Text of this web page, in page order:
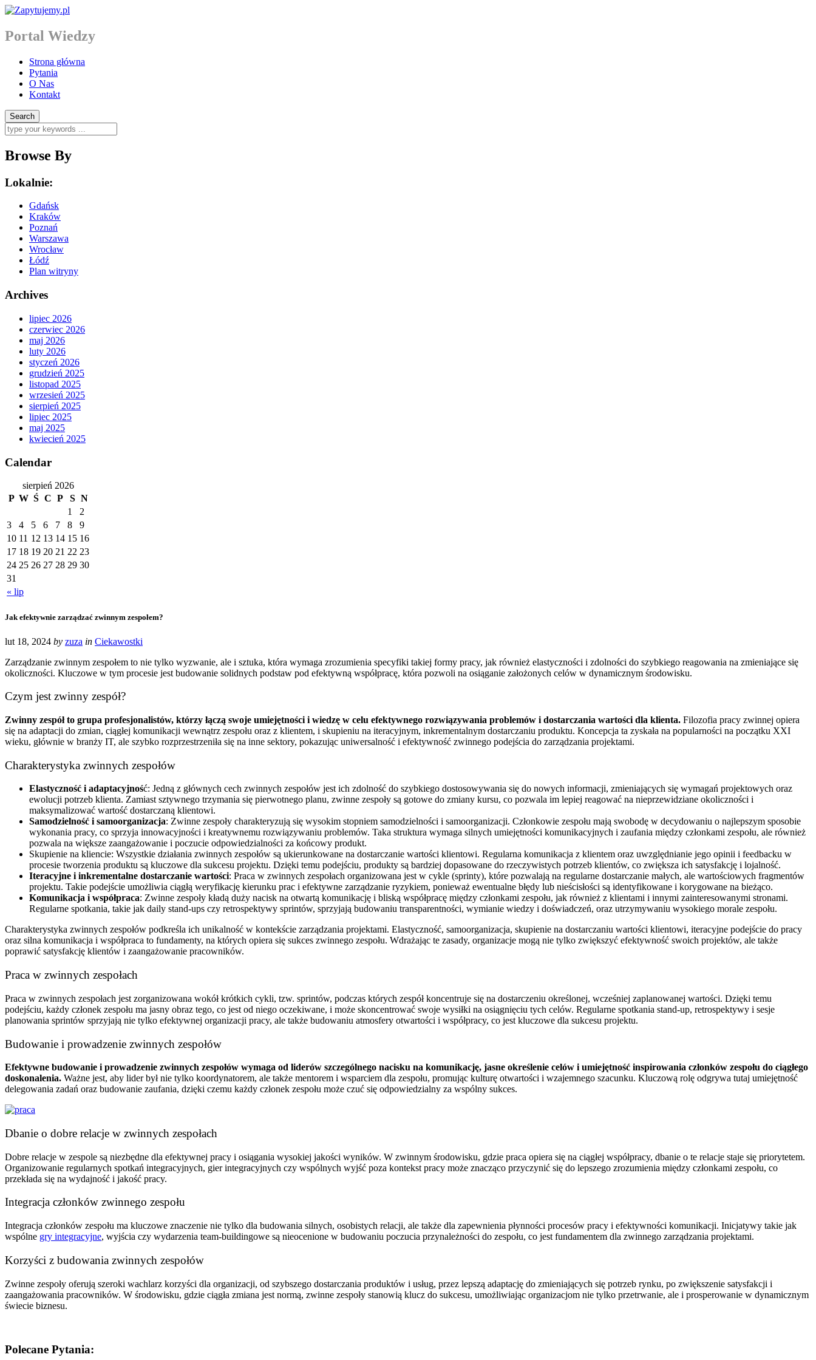
Portal Wiedzy
Strona główna
Pytania
O Nas
Kontakt
Browse By
Lokalnie:
Gdańsk
Kraków
Poznań
Warszawa
Wrocław
Łódź
Plan witryny
Archives
lipiec 2026
czerwiec 2026
maj 2026
luty 2026
styczeń 2026
grudzień 2025
listopad 2025
wrzesień 2025
sierpień 2025
lipiec 2025
maj 2025
kwiecień 2025
Calendar
sierpień 2026
P W Ś C P S N
« lip
1
2
3
4 5 6 7 8
9
10 11 12 13 14 15 16
17 18 19 20 21 22 23
24 25 26 27 28 29 30
31
Jak efektywnie zarządzać zwinnym zespołem?
lut 18, 2024 by zuza in Ciekawostki
Zarządzanie zwinnym zespołem to nie tylko wyzwanie, ale i sztuka, która wymaga zrozumienia specyfiki takiej formy pracy, jak również elastyczności i zdolności do szybkiego reagowania na zmieniające się
okoliczności. Kluczowe w tym procesie jest budowanie solidnych podstaw pod efektywną współpracę, która pozwoli na osiąganie założonych celów w dynamicznym środowisku.
Czym jest zwinny zespół?
Zwinny zespół to grupa profesjonalistów, którzy łączą swoje umiejętności i wiedzę w celu efektywnego rozwiązywania problemów i dostarczania wartości dla klienta. Filozofia pracy zwinnej opiera
się na adaptacji do zmian, ciągłej komunikacji wewnątrz zespołu oraz z klientem, i skupieniu na iteracyjnym, inkrementalnym dostarczaniu produktu. Koncepcja ta zyskała na popularności na początku XXI
wieku, głównie w branży IT, ale szybko rozprzestrzeniła się na inne sektory, pokazując uniwersalność i efektywność zwinnego podejścia do zarządzania projektami.
Charakterystyka zwinnych zespołów
Elastyczność i adaptacyjność: Jedną z głównych cech zwinnych zespołów jest ich zdolność do szybkiego dostosowywania się do nowych informacji, zmieniających się wymagań projektowych oraz
ewolucji potrzeb klienta. Zamiast sztywnego trzymania się pierwotnego planu, zwinne zespoły są gotowe do zmiany kursu, co pozwala im lepiej reagować na nieprzewidziane okoliczności i
maksymalizować wartość dostarczaną klientowi.
Samodzielność i samoorganizacja: Zwinne zespoły charakteryzują się wysokim stopniem samodzielności i samoorganizacji. Członkowie zespołu mają swobodę w decydowaniu o najlepszym sposobie
wykonania pracy, co sprzyja innowacyjności i kreatywnemu rozwiązywaniu problemów. Taka struktura wymaga silnych umiejętności komunikacyjnych i zaufania między członkami zespołu, ale również
pozwala na większe zaangażowanie i poczucie odpowiedzialności za końcowy produkt.
Skupienie na kliencie: Wszystkie działania zwinnych zespołów są ukierunkowane na dostarczanie wartości klientowi. Regularna komunikacja z klientem oraz uwzględnianie jego opinii i feedbacku w
procesie tworzenia produktu są kluczowe dla sukcesu projektu. Dzięki temu podejściu, produkty są bardziej dopasowane do rzeczywistych potrzeb klientów, co zwiększa ich satysfakcję i lojalność.
Iteracyjne i inkrementalne dostarczanie wartości: Praca w zwinnych zespołach organizowana jest w cykle (sprinty), które pozwalają na regularne dostarczanie małych, ale wartościowych fragmentów
projektu. Takie podejście umożliwia ciągłą weryfikację kierunku prac i efektywne zarządzanie ryzykiem, ponieważ ewentualne błędy lub nieścisłości są identyfikowane i korygowane na bieżąco.
Komunikacja i współpraca: Zwinne zespoły kładą duży nacisk na otwartą komunikację i bliską współpracę między członkami zespołu, jak również z klientami i innymi zainteresowanymi stronami.
Regularne spotkania, takie jak daily stand-ups czy retrospektywy sprintów, sprzyjają budowaniu transparentności, wymianie wiedzy i doświadczeń, oraz utrzymywaniu wysokiego morale zespołu.
Charakterystyka zwinnych zespołów podkreśla ich unikalność w kontekście zarządzania projektami. Elastyczność, samoorganizacja, skupienie na dostarczaniu wartości klientowi, iteracyjne podejście do pracy
oraz silna komunikacja i współpraca to fundamenty, na których opiera się sukces zwinnego zespołu. Wdrażając te zasady, organizacje mogą nie tylko zwiększyć efektywność swoich projektów, ale także
poprawić satysfakcję klientów i zaangażowanie pracowników.
Praca w zwinnych zespołach
Praca w zwinnych zespołach jest zorganizowana wokół krótkich cykli, tzw. sprintów, podczas których zespół koncentruje się na dostarczeniu określonej, wcześniej zaplanowanej wartości. Dzięki temu
podejściu, każdy członek zespołu ma jasny obraz tego, co jest od niego oczekiwane, i może skoncentrować swoje wysiłki na osiągnięciu tych celów. Regularne spotkania stand-up, retrospektywy i sesje
planowania sprintów sprzyjają nie tylko efektywnej organizacji pracy, ale także budowaniu atmosfery otwartości i współpracy, co jest kluczowe dla sukcesu projektu.
Budowanie i prowadzenie zwinnych zespołów
Efektywne budowanie i prowadzenie zwinnych zespołów wymaga od liderów szczególnego nacisku na komunikację, jasne określenie celów i umiejętność inspirowania członków zespołu do ciągłego
doskonalenia. Ważne jest, aby lider był nie tylko koordynatorem, ale także mentorem i wsparciem dla zespołu, promując kulturę otwartości i wzajemnego szacunku. Kluczową rolę odgrywa tutaj umiejętność
delegowania zadań oraz budowanie zaufania, dzięki czemu każdy członek zespołu może czuć się odpowiedzialny za wspólny sukces.
Dbanie o dobre relacje w zwinnych zespołach
Dobre relacje w zespole są niezbędne dla efektywnej pracy i osiągania wysokiej jakości wyników. W zwinnym środowisku, gdzie praca opiera się na ciągłej współpracy, dbanie o te relacje staje się priorytetem.
Organizowanie regularnych spotkań integracyjnych, gier integracyjnych czy wspólnych wyjść poza kontekst pracy może znacząco przyczynić się do lepszego zrozumienia między członkami zespołu, co
przekłada się na wydajność i jakość pracy.
Integracja członków zwinnego zespołu
Integracja członków zespołu ma kluczowe znaczenie nie tylko dla budowania silnych, osobistych relacji, ale także dla zapewnienia płynności procesów pracy i efektywności komunikacji. Inicjatywy takie jak
wspólne gry integracyjne, wyjścia czy wydarzenia team-buildingowe są nieocenione w budowaniu poczucia przynależności do zespołu, co jest fundamentem dla zwinnego zarządzania projektami.
Korzyści z budowania zwinnych zespołów
Zwinne zespoły oferują szeroki wachlarz korzyści dla organizacji, od szybszego dostarczania produktów i usług, przez lepszą adaptację do zmieniających się potrzeb rynku, po zwiększenie satysfakcji i
zaangażowania pracowników. W środowisku, gdzie ciągła zmiana jest normą, zwinne zespoły stanowią klucz do sukcesu, umożliwiając organizacjom nie tylko przetrwanie, ale i prosperowanie w dynamicznym
świecie biznesu.
Polecane Pytania: